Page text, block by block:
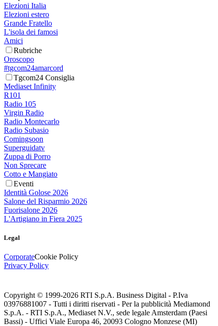
Elezioni Italia
Elezioni estero
Grande Fratello
L'isola dei famosi
Amici
Rubriche
Oroscopo
#tgcom24amarcord
Tgcom24 Consiglia
Mediaset Infinity
R101
Radio 105
Virgin Radio
Radio Montecarlo
Radio Subasio
Comingsoon
Superguidatv
Zuppa di Porro
Non Sprecare
Cotto e Mangiato
Eventi
Identità Golose 2026
Salone del Risparmio 2026
Fuorisalone 2026
L'Artigiano in Fiera 2025
Legal
CorporateCookie Policy
Privacy Policy
Copyright © 1999-2026 RTI S.p.A. Business Digital - P.Iva
03976881007 - Tutti i diritti riservati - Per la pubblicità Mediamond
S.p.A. - RTI S.p.A., Mediaset N.V., sede legale Amsterdam (Paesi
Bassi) - Uffici Viale Europa 46, 20093 Cologno Monzese (MI)